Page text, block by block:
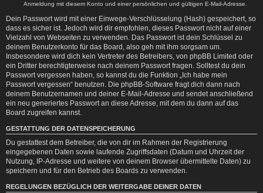
Anmeldung mit diesem Konto und einer persönlichen und gültigen E-Mail-Adresse.
Dein Passwort wird mit einer Einwege-Verschlüsselung (Hash) gespeichert, so
dass es sicher ist. Jedoch wird dir empfohlen, dieses Passwort nicht auf einer
Vielzahl von Webseiten zu verwenden. Das Passwort ist dein Schlüssel zu
deinem Benutzerkonto für das Board, also geh mit ihm sorgsam um.
Insbesondere wird dich kein Vertreter des Betreibers, von phpBB Limited oder
ein Dritter berechtigterweise nach deinem Passwort fragen. Solltest du dein
Passwort vergessen haben, so kannst du die Funktion „Ich habe mein
Passwort vergessen“ benutzen. Die phpBB-Software fragt dich dann nach
deinem Benutzernamen und deiner E-Mail-Adresse und sendet anschließend
ein neu generiertes Passwort an diese Adresse, mit dem du dann auf das
Board zugreifen kannst.
GESTATTUNG DER DATENSPEICHERUNG
Du gestattest dem Betreiber, die von dir im Rahmen der Registrierung
eingegebenen Daten sowie laufende Zugriffsdaten (Datum und Uhrzeit der
Nutzung, IP-Adresse und weitere von deinem Browser übermittelte Daten) zu
speichern und für den Betrieb des Boards zu verwenden.
REGELUNGEN BEZÜGLICH DER WEITERGABE DEINER DATEN